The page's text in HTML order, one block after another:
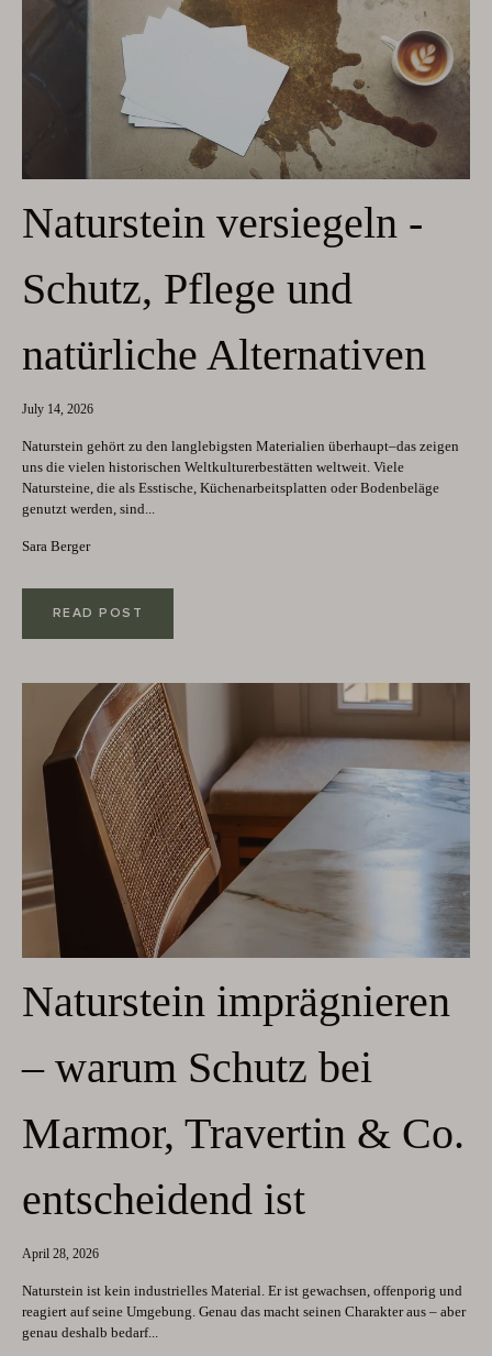
Naturstein versiegeln -
Schutz, Pflege und
natürliche Alternativen
July 14, 2026
Naturstein gehört zu den langlebigsten Materialien überhaupt–das zeigen
uns die vielen historischen Weltkulturerbestätten weltweit. Viele
Natursteine, die als Esstische, Küchenarbeitsplatten oder Bodenbeläge
genutzt werden, sind...
Sara Berger
READ POST
Naturstein imprägnieren
– warum Schutz bei
Marmor, Travertin & Co.
entscheidend ist
April 28, 2026
Naturstein ist kein industrielles Material. Er ist gewachsen, offenporig und
reagiert auf seine Umgebung. Genau das macht seinen Charakter aus – aber
genau deshalb bedarf...